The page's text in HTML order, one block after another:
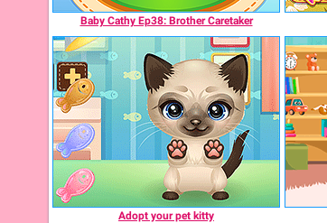
Baby Cathy Ep38: Brother Caretaker
Adopt your pet kitty